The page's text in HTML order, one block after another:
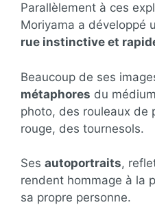
Parallèlement à ces
Moriyama a développé
rue instinctive et
Beaucoup de ses
métaphores du
photo, des rouleaux de
rouge, des tournesols.
Ses autoportraits,
rendent hommage à la
sa propre personne.